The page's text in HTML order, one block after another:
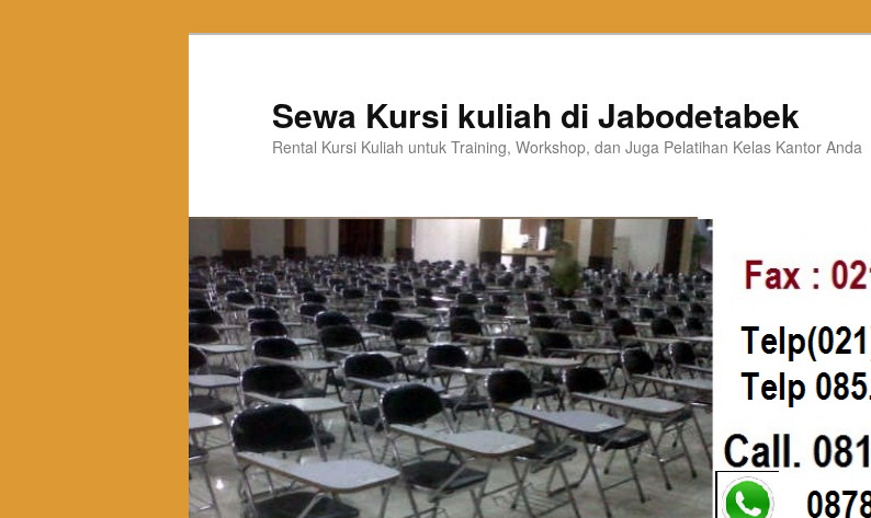
Sewa Kursi kuliah di Jabodetabek
Rental Kursi Kuliah untuk Training, Workshop, dan Juga Pelatihan Kelas Kantor Anda